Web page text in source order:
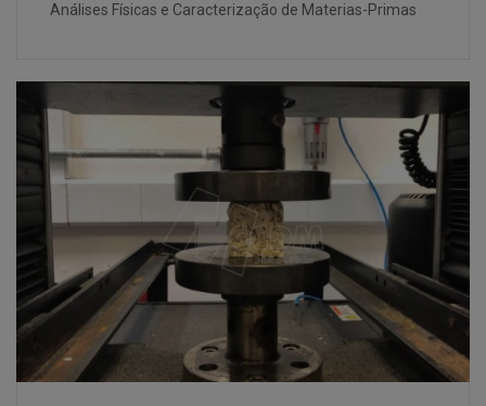
Análises Físicas e Caracterização de Materias-Primas